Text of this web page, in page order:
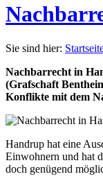
Sie sind hier:
Nachbarrecht in
(Grafschaft
Konflikte mit dem
Handrup hat eine
Einwohnern und hat
doch genügend